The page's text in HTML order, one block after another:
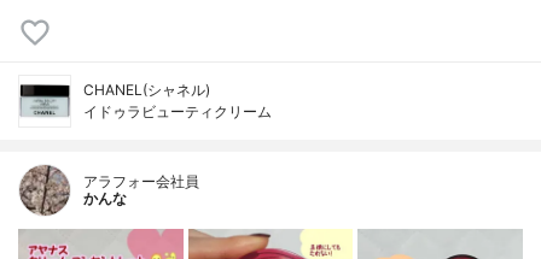
CHANEL(シャネル)
イドゥラビューティクリーム
アラフォー会社員
かんな